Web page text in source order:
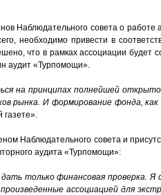
Наблюдательного совета о работе
необходимо привести в
что в рамках ассоциации будет
аудит «Турпомощи».
на принципах полнейшей
рынка. И формирование фонда,
газете».
Наблюдательного совета и
аудита «Турпомощи»:
только финансовая проверка. Я
ассоциацией для